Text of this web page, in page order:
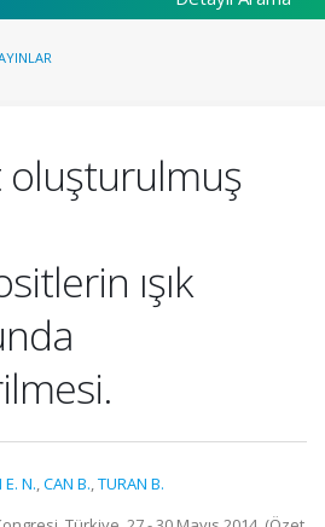
oluşturulmuş
ışık
N.,CAN B.,TURAN B.